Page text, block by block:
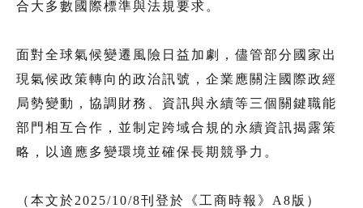
合大多數國際標準與法規要求。
面對全球氣候變遷風險日益加劇，儘管部分國家出
現氣候政策轉向的政治訊號，企業應關注國際政經
局勢變動，協調財務、資訊與永續等三個關鍵職能
部門相互合作，並制定跨域合規的永續資訊揭露策
略，以適應多變環境並確保長期競爭力。
（本文於2025/10/8刊登於《工商時報》A8版）